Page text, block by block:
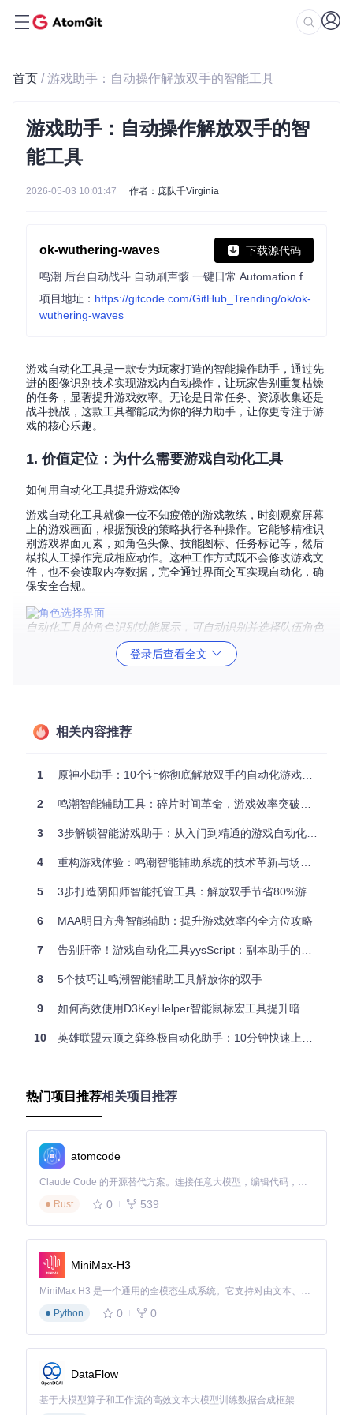
首页 / 游戏助手：自动操作解放双手的智能工具
游戏助手：自动操作解放双手的智
能工具
2026-05-03 10:01:47 作者：庞队千Virginia
ok-wuthering-waves 下载源代码
项目地址： https://gitcode.com/GitHub_Trending/ok/ok-
wuthering-waves
游戏自动化工具是一款专为玩家打造的智能操作助手，通过先
进的图像识别技术实现游戏内自动操作，让玩家告别重复枯燥
的任务，显著提升游戏效率。无论是日常任务、资源收集还是
战斗挑战，这款工具都能成为你的得力助手，让你更专注于游
戏的核心乐趣。
1. 价值定位：为什么需要游戏自动化工具
如何用自动化工具提升游戏体验
游戏自动化工具就像一位不知疲倦的游戏教练，时刻观察屏幕
上的游戏画面，根据预设的策略执行各种操作。它能够精准识
别游戏界面元素，如角色头像、技能图标、任务标记等，然后
模拟人工操作完成相应动作。这种工作方式既不会修改游戏文
件，也不会读取内存数据，完全通过界面交互实现自动化，确
保安全合规。
自动化工具的角色识别功能展示，可自动识别并选择队伍角色
3个核心优势让你告别重复操作
：自动完成日常任务、资源收集等重复内容，每
智能决策：根据游戏情况自动调整策略，如战斗中自动释
2. 场景拆解：自动化工具适用的5大游戏场景
自动战斗：如何让角色智能释放技能连招
在战斗场景中，工具能够实时识别敌我双方位置、技能冷却状
击、技能连招还是终极奥义，都能精准释放，轻松应对各种战
快捷键，并将角色编队调整至最佳状态。
自动化战斗设置界面，可配置技能释放优先级和连招顺序
日常任务：3步完成每日活跃度奖励
启动工具并选择"日常任务"模块
工具自动识别当前可接任务并按优先级排序
依次完成任务并领取奖励，全程无需人工干预
资源收集：自动拾取与筛选高品质道具
避免误操作分解有价值的物品。
肉鸽挑战：如何实现自动路线规划与战斗
划最优路线，自动选择事件和战斗，最大化通关概率。
工具支持后台运行模式，即使将游戏窗口最小化，也能正常执
行自动化操作，不影响你使用电脑进行其他工作。
3. 实施路径：从零开始使用自动化工具的4个步
骤
准备工作：3项环境配置确保工具正常运行
系统要求：Windows 10/11（64位）系统，确保已安装最
游戏设置：分辨率设置为16:9比例，关闭HDR和滤镜效
登录后查看全文
相关内容推荐
1 原神小助手：10个让你彻底解放双手的自动化游戏辅助技巧
2 鸣潮智能辅助工具：碎片时间革命，游戏效率突破新高度
3 3步解锁智能游戏助手：从入门到精通的游戏自动化工具
4 重构游戏体验：鸣潮智能辅助系统的技术革新与场景落地
5 3步打造阴阳师智能托管工具：解放双手节省80%游戏时间
6 MAA明日方舟智能辅助：提升游戏效率的全方位攻略
7 告别肝帝！游戏自动化工具yysScript：副本助手的全方位使用指南
8 5个技巧让鸣潮智能辅助工具解放你的双手
9 如何高效使用D3KeyHelper智能鼠标宏工具提升暗黑3游戏体验
10 英雄联盟云顶之弈终极自动化助手：10分钟快速上手完整指南
热门项目推荐相关项目推荐
atomcode
Claude Code 的开源替代方案。连接任意大模型，编辑代码，运行命令，自动验证 — 全自动执行。用 Rust 构建，极致性能。 ｜ An open-source alternative to Claude Code. Connect any LLM, edit code, run commands, and verify changes — autonomously. Built in Rust for speed. Get Started
Rust
0 539
MiniMax-H3
MiniMax H3 是一个通用的全模态生成系统。它支持对由文本、图像、视频和音频组成的多模态上下文进行统一理解，并能生成分辨率高达 2K、时长可达 15 秒的带原生立体声音频的视频。得益于面向任务泛化的系统设计，H3 在预训练阶段就已具备广泛的多模态上下文理解与生成能力，能够出色地执行复杂的多模态指令。
Python
0 0
DataFlow
基于大模型算子和工作流的高效文本大模型训练数据合成框架